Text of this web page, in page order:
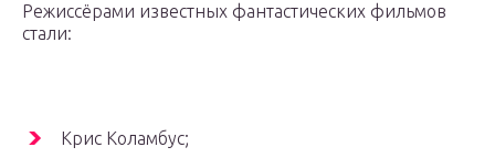
Режиссёрами известных фантастических фильмов
стали:
Крис Коламбус;